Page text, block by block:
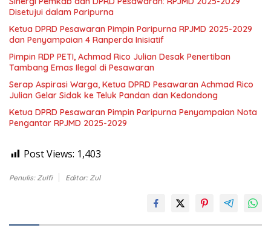
Disetujui dalam Paripurna
Ketua DPRD Pesawaran Pimpin Paripurna RPJMD 2025-2029
dan Penyampaian 4 Ranperda Inisiatif
Pimpin RDP PETI, Achmad Rico Julian Desak Penertiban
Tambang Emas Ilegal di Pesawaran
Serap Aspirasi Warga, Ketua DPRD Pesawaran Achmad Rico
Julian Gelar Sidak ke Teluk Pandan dan Kedondong
Ketua DPRD Pesawaran Pimpin Paripurna Penyampaian Nota
Pengantar RPJMD 2025-2029
Post Views: 1,403
Penulis: Zulfi Editor: Zul